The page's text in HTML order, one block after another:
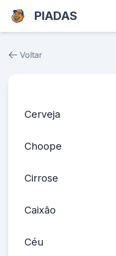
PIADAS
Voltar
Cerveja
Choope
Cirrose
Caixão
Céu